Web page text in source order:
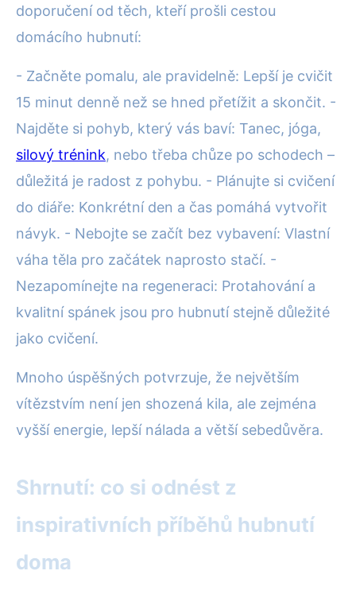
doporučení od těch, kteří prošli cestou
domácího hubnutí:
- Začněte pomalu, ale pravidelně: Lepší je cvičit
15 minut denně než se hned přetížit a skončit. -
Najděte si pohyb, který vás baví: Tanec, jóga,
silový trénink, nebo třeba chůze po schodech –
důležitá je radost z pohybu. - Plánujte si cvičení
do diáře: Konkrétní den a čas pomáhá vytvořit
návyk. - Nebojte se začít bez vybavení: Vlastní
váha těla pro začátek naprosto stačí. -
Nezapomínejte na regeneraci: Protahování a
kvalitní spánek jsou pro hubnutí stejně důležité
jako cvičení.
Mnoho úspěšných potvrzuje, že největším
vítězstvím není jen shozená kila, ale zejména
vyšší energie, lepší nálada a větší sebedůvěra.
Shrnutí: co si odnést z
inspirativních příběhů hubnutí
doma